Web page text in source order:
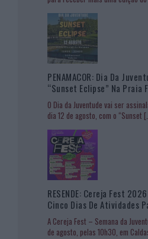
PENAMACOR: Dia Da
“Sunset Eclipse” Na Praia
O Dia da Juventude vai ser
dia 12 de agosto, com o “Sunset
RESENDE: Cereja Fest
Cinco Dias De Atividades
A Cereja Fest – Semana da
de agosto, pelas 10h30, em